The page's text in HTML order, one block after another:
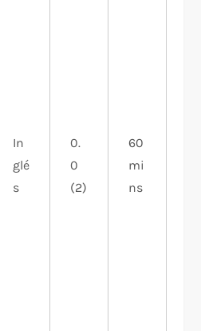
In
glé
s
0.
0
(2)
60
mi
ns